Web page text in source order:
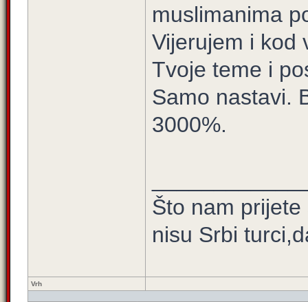
muslimanima
Vijerujem i kod
Tvoje teme i
Samo nastavi.
3000%.
Što nam
nisu Srbi
Vrh